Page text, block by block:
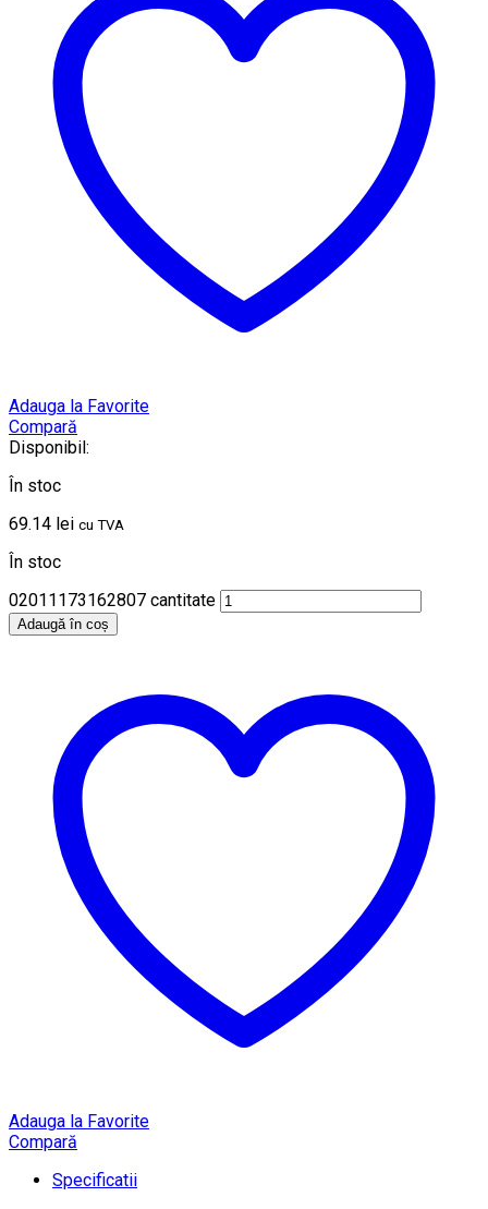
Adauga la Favorite
Compară
Disponibil:
În stoc
69.14 lei cu TVA
În stoc
02011173162807 cantitate
Adaugă în coș
Adauga la Favorite
Compară
Specificatii